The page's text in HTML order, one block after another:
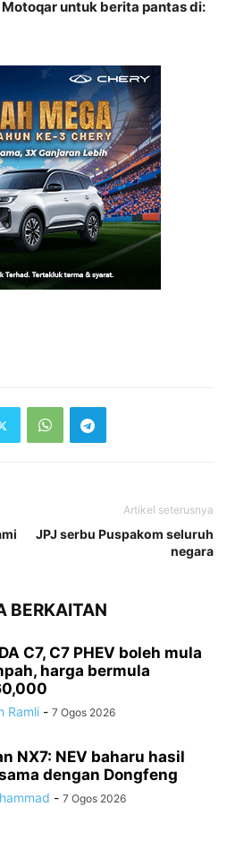
untuk berita pantas di:
Artikel seterusnya
JPJ serbu Puspakom seluruh
negara
BERKAITAN
C7, C7 PHEV boleh mula
harga bermula
Ramli - 7 Ogos 2026
NX7: NEV baharu hasil
dengan Dongfeng
- 7 Ogos 2026